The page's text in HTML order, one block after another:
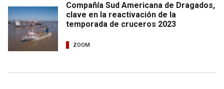
Compañía Sud Americana de Dragados,
clave en la reactivación de la
temporada de cruceros 2023
ZOOM